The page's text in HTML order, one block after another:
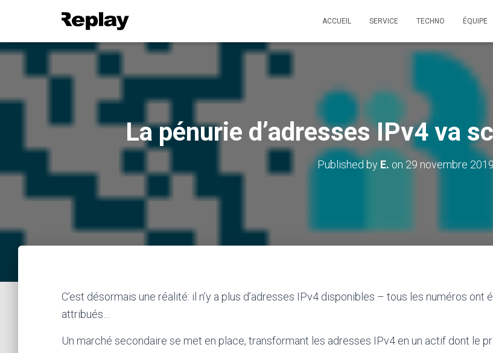
ACCUEIL SERVICE TECHNO ÉQUIPE
La pénurie d’adresses IPv4 va
Published by E. on 29 novembre
C’est désormais une réalité: il n’y a plus d’adresses IPv4 disponibles – tous les numéros ont
attribués…
Un marché secondaire se met en place, transformant les adresses IPv4 en un actif dont le